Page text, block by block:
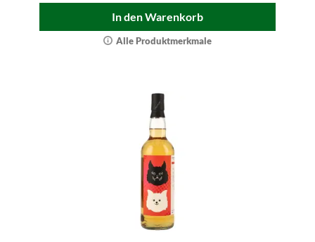
In den Warenkorb
Alle Produktmerkmale